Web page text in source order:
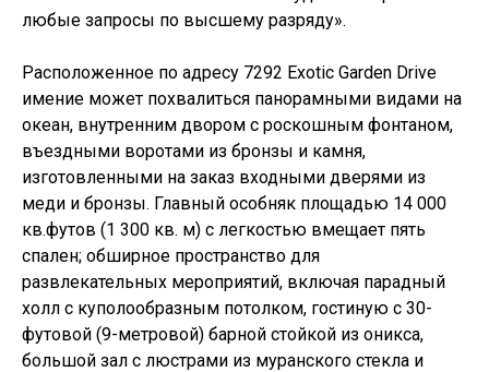
любые запросы по высшему разряду».
Расположенное по адресу 7292 Exotic Garden Drive
имение может похвалиться панорамными видами на
океан, внутренним двором с роскошным фонтаном,
въездными воротами из бронзы и камня,
изготовленными на заказ входными дверями из
меди и бронзы. Главный особняк площадью 14 000
кв.футов (1 300 кв. м) с легкостью вмещает пять
спален; обширное пространство для
развлекательных мероприятий, включая парадный
холл с куполообразным потолком, гостиную с 30-
футовой (9-метровой) барной стойкой из оникса,
большой зал с люстрами из муранского стекла и